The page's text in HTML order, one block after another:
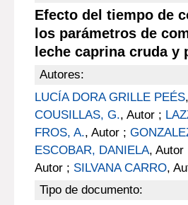
Efecto del tiempo de
los parámetros de
leche caprina cruda y
Autores:
LUCÍA DORA GRILLE PEÉS
COUSILLAS, G., Autor ;
FROS, A., Autor ;
ESCOBAR, DANIELA, Autor
Autor ; SILVANA CARRO,
Tipo de documento: